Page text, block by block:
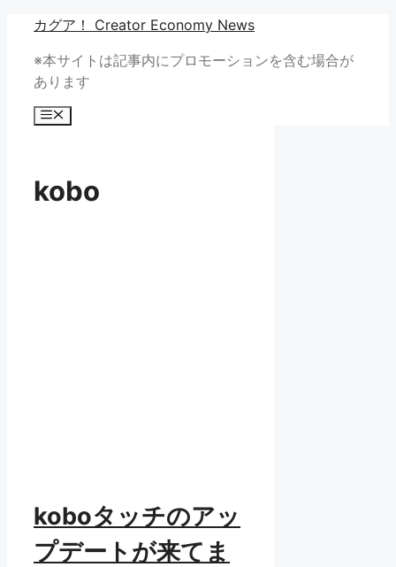
カグア！ Creator Economy News
※本サイトは記事内にプロモーションを含む場合が
あります
メ
kobo
koboタッチのアッ
プデートが来てま